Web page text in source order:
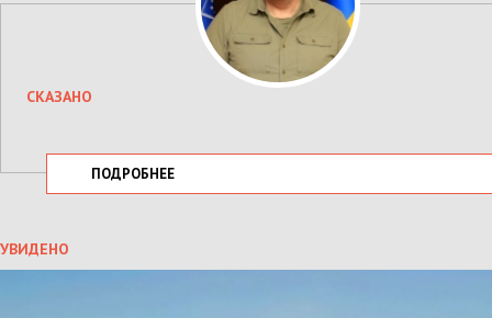
СКАЗАНО
ПОДРОБНЕЕ
УВИДЕНО